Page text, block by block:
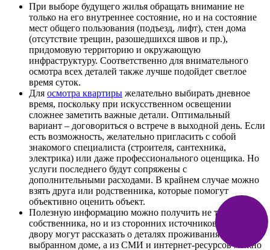
При выборе будущего жилья обращать внимание не
только на его внутреннее состояние, но и на состояние
мест общего пользования (подъезд, лифт), стен дома
(отсутствие трещин, разошедшихся швов и пр.),
придомовую территорию и окружающую
инфраструктуру. Соответственно для внимательного
осмотра всех деталей также лучше подойдет светлое
время суток.
Для осмотра квартиры желательно выбирать дневное
время, поскольку при искусственном освещении
сложнее заметить важные детали. Оптимальный
вариант – договориться о встрече в выходной день. Если
есть возможность, желательно пригласить с собой
знакомого специалиста (строителя, сантехника,
электрика) или даже профессионального оценщика. Но
услуги последнего будут сопряжены с
дополнительными расходами. В крайнем случае можно
взять друга или родственника, которые помогут
объективно оценить объект.
Полезную информацию можно получить не только от
собственника, но и из сторонних источников: соседи по
двору могут рассказать о деталях проживания в
выбранном доме, а из СМИ и интернет-ресурсов можно